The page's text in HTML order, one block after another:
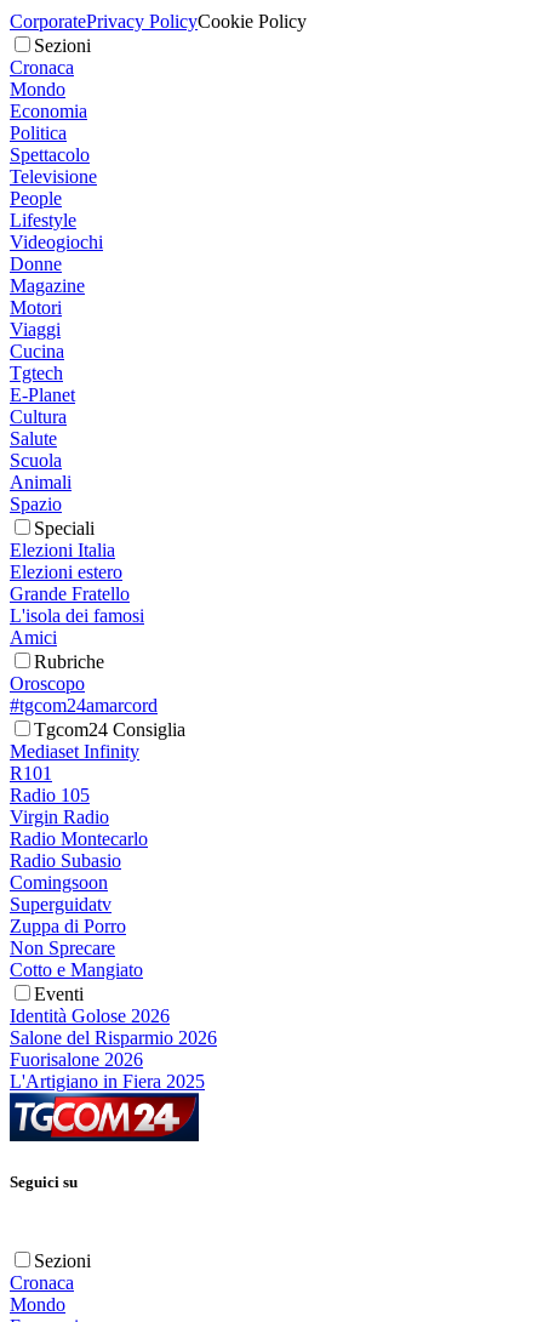
CorporatePrivacy PolicyCookie Policy
Sezioni
Cronaca
Mondo
Economia
Politica
Spettacolo
Televisione
People
Lifestyle
Videogiochi
Donne
Magazine
Motori
Viaggi
Cucina
Tgtech
E-Planet
Cultura
Salute
Scuola
Animali
Spazio
Speciali
Elezioni Italia
Elezioni estero
Grande Fratello
L'isola dei famosi
Amici
Rubriche
Oroscopo
#tgcom24amarcord
Tgcom24 Consiglia
Mediaset Infinity
R101
Radio 105
Virgin Radio
Radio Montecarlo
Radio Subasio
Comingsoon
Superguidatv
Zuppa di Porro
Non Sprecare
Cotto e Mangiato
Eventi
Identità Golose 2026
Salone del Risparmio 2026
Fuorisalone 2026
L'Artigiano in Fiera 2025
Seguici su
Sezioni
Cronaca
Mondo